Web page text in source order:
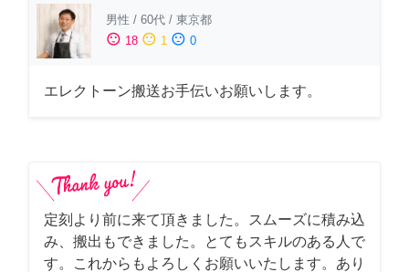
男性 / 60代 / 東京都
sentiment_satisfied 18 sentiment_neutral 1 sentiment_dissatisfied 0
エレクトーン搬送お手伝いお願いします。
定刻より前に来て頂きました。スムーズに積み込
み、搬出もできました。とてもスキルのある人で
す。これからもよろしくお願いいたします。あり